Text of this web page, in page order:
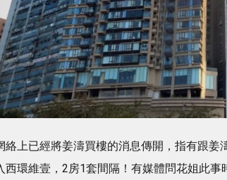
絡上已經將姜濤買樓的消息傳開，指有跟姜
西環維壹，2房1套間隔！有媒體問花姐此事